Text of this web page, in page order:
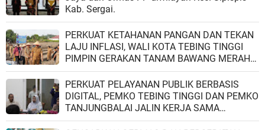
Kab. Sergai.
PERKUAT KETAHANAN PANGAN DAN TEKAN
LAJU INFLASI, WALI KOTA TEBING TINGGI
PIMPIN GERAKAN TANAM BAWANG MERAH
DI KELURAHAN MEKAR SENTOSA.
PERKUAT PELAYANAN PUBLIK BERBASIS
DIGITAL, PEMKO TEBING TINGGI DAN PEMKO
TANJUNGBALAI JALIN KERJA SAMA
STRATEGIS.